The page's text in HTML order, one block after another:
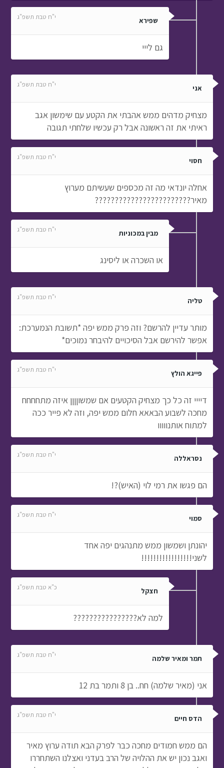
שפירא י"ח טבת תשפ"ג
גם לייי
אני י"ח טבת תשפ"ג
מצחיק מדהים ממש אהבתי את הקטע עם שימשון אגב
ראיתי את זה ראשונה אבל רק עכשיו שלחתי תגובה
חסוי י"ח טבת תשפ"ג
אחלה יונדאי מה זה מכספים שעשיתם מערוץ
מאיר????????????????????????
מבין במכוניות י"ח טבת תשפ"ג
או השכרה או ליסינג
טליה י"ח טבת תשפ"ג
מותר עדיין להרשם? וזה פרק ממש יפה *תשובת הנמערכת:
אפשר להירשם אבל הסיכויים להיבחר נמוכים*
פייגא הולץ י"ח טבת תשפ"ג
דיייי זה כל כך מצחיק הקטעים אם שמשוןןןן איזה מתחחחח
מחכה לשבוע הבאאא חלום ממש יפה, וזה לא פייר ככה
למתוח אותנווווו
נסראללה י"ח טבת תשפ"ג
הם פגשו את רמי לוי (האיש)?!
סמוי י"ח טבת תשפ"ג
יהונתן ושמשון ממש מתנהגים יפה אחד
לשני!!!!!!!!!!!!!!!!!
חצקל כ"א טבת תשפ"ג
למה לא????????????????
תמר ומאיר שלמה י"ח טבת תשפ"ג
אני (מאיר שלמה) חח.. בן 8 ותמר בת 12
הדס חיים י"ח טבת תשפ"ג
הם ממש חמודים מחכה כבר לפרק הבא תודה ערוץ מאיר
ואגב נכון יש את ההלויה של הרב בעדני ואצלנו השתחררו